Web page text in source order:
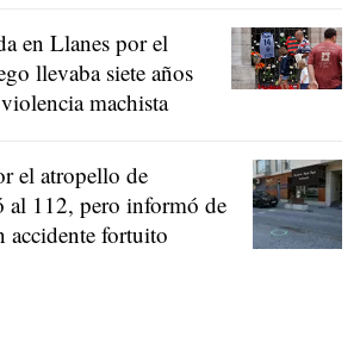
en Llanes por el
llevaba siete años
machista
el atropello de
al 112, pero informó de
accidente fortuito